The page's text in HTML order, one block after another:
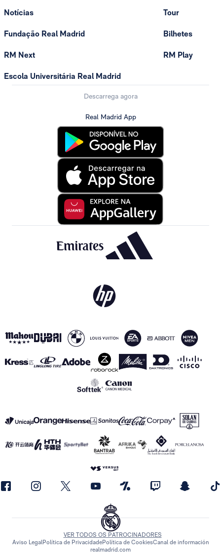
Notícias
Fundação Real Madrid
RM Next
Escola Universitária Real Madrid
Tour
Bilhetes
RM Play
Descarrega agora
Real Madrid App
VER TODOS OS PATROCINADORES
Aviso LegalPolítica de PrivacidadePolítica de CookiesCanal de información
realmadrid.com